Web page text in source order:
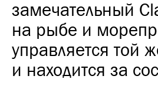
замечательный
на рыбе и
управляется той
и находится за